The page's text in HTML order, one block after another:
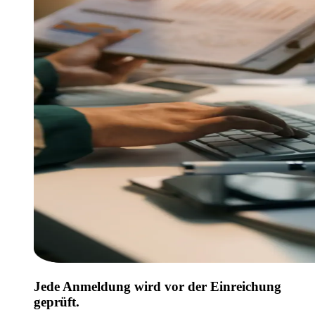
Jede Anmeldung wird vor der Einreichung
geprüft.